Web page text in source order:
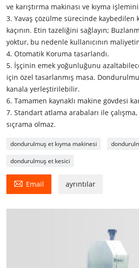
ve karıştırma makinası ve kıyma
3. Yavaş çözülme sürecinde
kaçının. Etin tazeliğini sağlayın;
yoktur, bu nedenle kullanıcının
4. Otomatik Koruma tasarlandı.
5. İşçinin emek yoğunluğunu
için özel tasarlanmış masa.
kanala yerleştirilebilir.
6. Tamamen kaynaklı makine gövdesi
7. Standart atlama arabaları ile
sıçrama olmaz.
dondurulmuş et kıyma makinesi
dondurulmuş et kesici
 Email ayrıntılar